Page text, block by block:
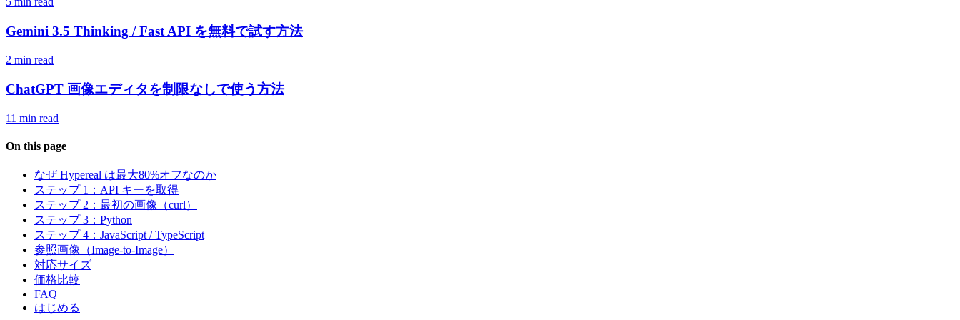
Gemini 3.5 Thinking / Fast API を無料で試す方法
2 min read
ChatGPT 画像エディタを制限なしで使う方法
11 min read
On this page
なぜ Hypereal は最大80%オフなのか
ステップ 1：API キーを取得
ステップ 2：最初の画像（curl）
ステップ 3：Python
ステップ 4：JavaScript / TypeScript
参照画像（Image-to-Image）
対応サイズ
価格比較
FAQ
はじめる